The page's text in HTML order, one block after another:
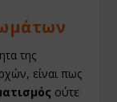
της
είναι πως
ούτε